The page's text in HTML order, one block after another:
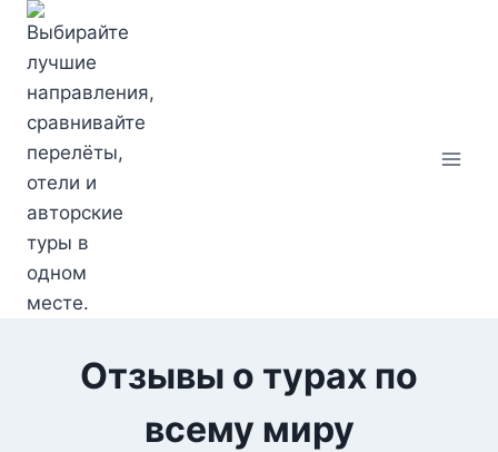
Перейти
содержимому
Отзывы о турах по
всему миру